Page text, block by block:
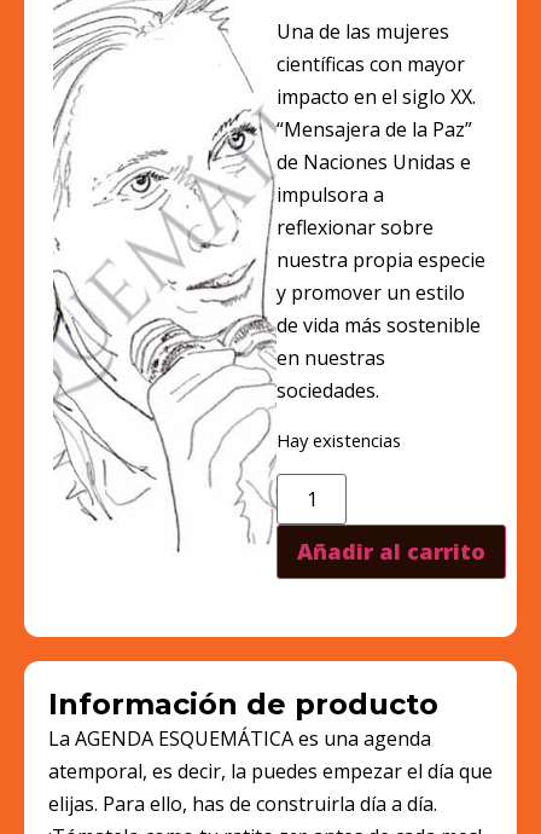
Una de las mujeres
científicas con mayor
impacto en el siglo XX.
“Mensajera de la Paz”
de Naciones Unidas e
impulsora a
reflexionar sobre
nuestra propia especie
y promover un estilo
de vida más sostenible
en nuestras
sociedades.
Hay existencias
Añadir al carrito
Información de producto
La AGENDA ESQUEMÁTICA es una agenda
atemporal, es decir, la puedes empezar el día que
elijas. Para ello, has de construirla día a día.